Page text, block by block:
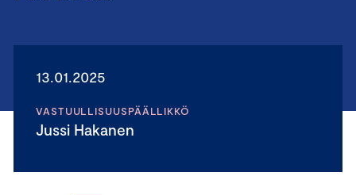
13.01.2025
VASTUULLISUUSPÄÄLLIKKÖ
Jussi Hakanen